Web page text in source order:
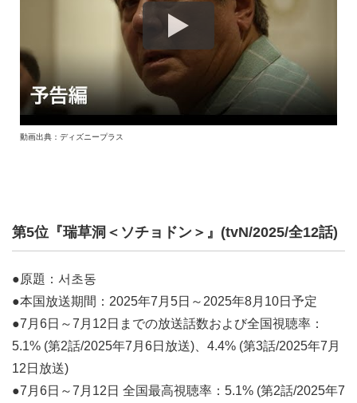
動画出典：ディズニープラス
第5位『瑞草洞＜ソチョドン＞』(tvN/2025/全12話)
●原題：서초동
●本国放送期間：2025年7月5日～2025年8月10日予定
●7月6日～7月12日までの放送話数および全国視聴率：
5.1% (第2話/2025年7月6日放送)、4.4% (第3話/2025年7月
12日放送)
●7月6日～7月12日 全国最高視聴率：5.1% (第2話/2025年7